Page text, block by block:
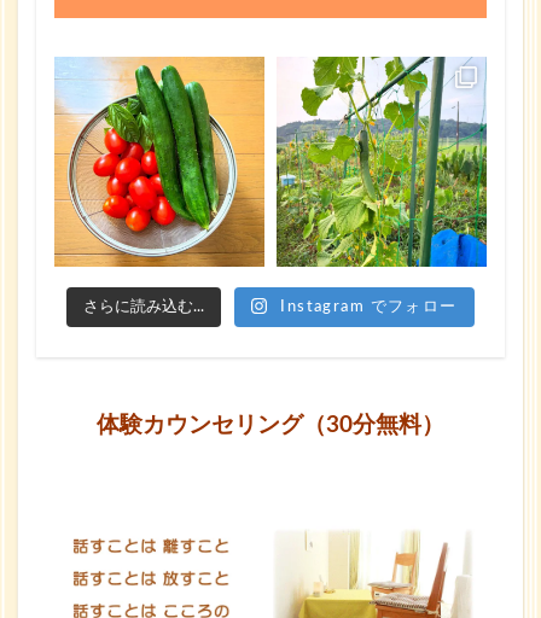
さらに読み込む... Instagram でフォロー
体験カウンセリング（30分無料）